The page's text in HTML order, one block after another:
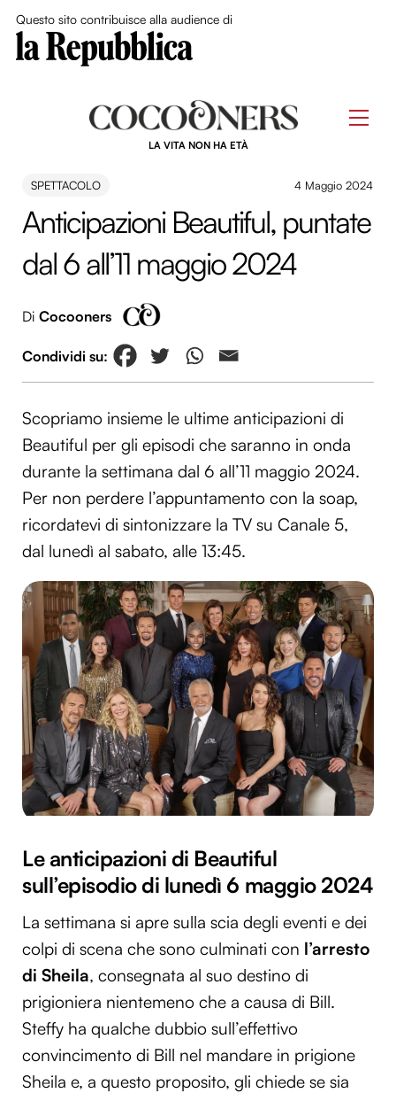
Questo sito contribuisce alla audience di
LA VITA NON HA ETÀ
SPETTACOLO 4 Maggio 2024
Anticipazioni Beautiful, puntate
dal 6 all’11 maggio 2024
Di Cocooners
Scopriamo insieme le ultime anticipazioni di
Beautiful per gli episodi che saranno in onda
durante la settimana dal 6 all’11 maggio 2024.
Per non perdere l’appuntamento con la soap,
ricordatevi di sintonizzare la TV su Canale 5,
dal lunedì al sabato, alle 13:45.
Le anticipazioni di Beautiful
sull’episodio di lunedì 6 maggio 2024
La settimana si apre sulla scia degli eventi e dei
colpi di scena che sono culminati con l’arresto
di Sheila, consegnata al suo destino di
prigioniera nientemeno che a causa di Bill.
Steffy ha qualche dubbio sull’effettivo
convincimento di Bill nel mandare in prigione
Sheila e, a questo proposito, gli chiede se sia